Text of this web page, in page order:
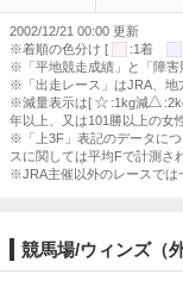
2002/12/21 00:00 更新
※着順の色分け [
:1着
※「平地競走成績」と「障害
※「出走レース」はJRA、地
※減量表示は[
:1kg減
年以上、又は101勝以上の女
※「上3F」表記のデータに
スに関しては平均Fで計測さ
※JRA主催以外のレースでは
競馬場/ウィンズ（